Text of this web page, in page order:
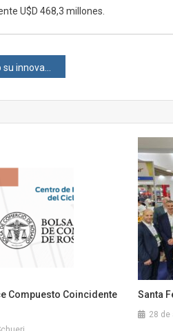
U$D 468,3 millones.
en Santa Fe
Compuesto Coincidente
Santa
28 de